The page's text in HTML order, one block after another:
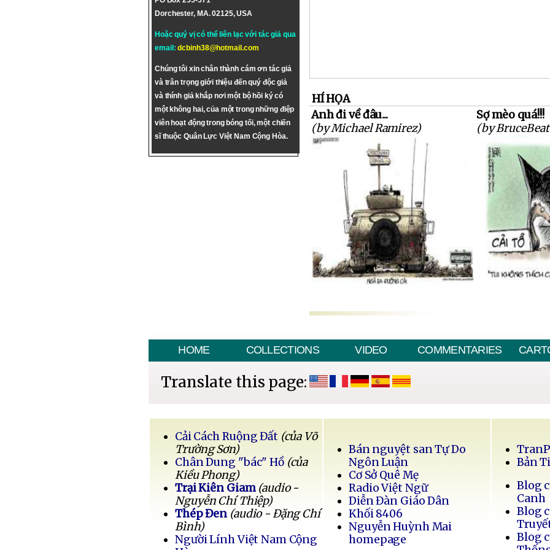
Dorchester, MA. 02125, USA
Hoặc quý vị có thể liên lạc với tác giả qua
email:dcbinh38@hotmail.com
Chúng tôi xin chân thành cám ơn tác giả
và trân trọng giới thiệu đến quý độc giả
và thính giả khắp nơi một bộ hồi ký có
một không hai, của một trong những điệp
viên hoạt động trong bóng tối, một chiến
sĩ thuộc Quân Lực Việt Nam Cộng Hòa.
HÍ HỌA
Anh đi về đâu...
(by Michael Ramirez)
Sợ mèo quá!!!
(by
HOME COLLECTIONS VIDEO COMMENTARIES
Translate this page:
Cải Cách Ruộng Đất (của Võ
Trường Sơn)
Chân Dung "bác" Hồ (của
Kiều Phong)
Trại Kiên Giam (audio -
Nguyễn Chí Thiệp)
Thép Đen (audio - Đặng Chí
Bình)
Người Lính Việt Nam Cộng
Bán nguyệt san Tự Do
Ngôn Luận
Cơ Sở Quê Mẹ
Radio Việt Ngữ
Diễn Đàn Giáo Dân
Khối 8406
Nguyễn Huỳnh Mai
homepage
Bản
Blog
Canh
Blog
Blog